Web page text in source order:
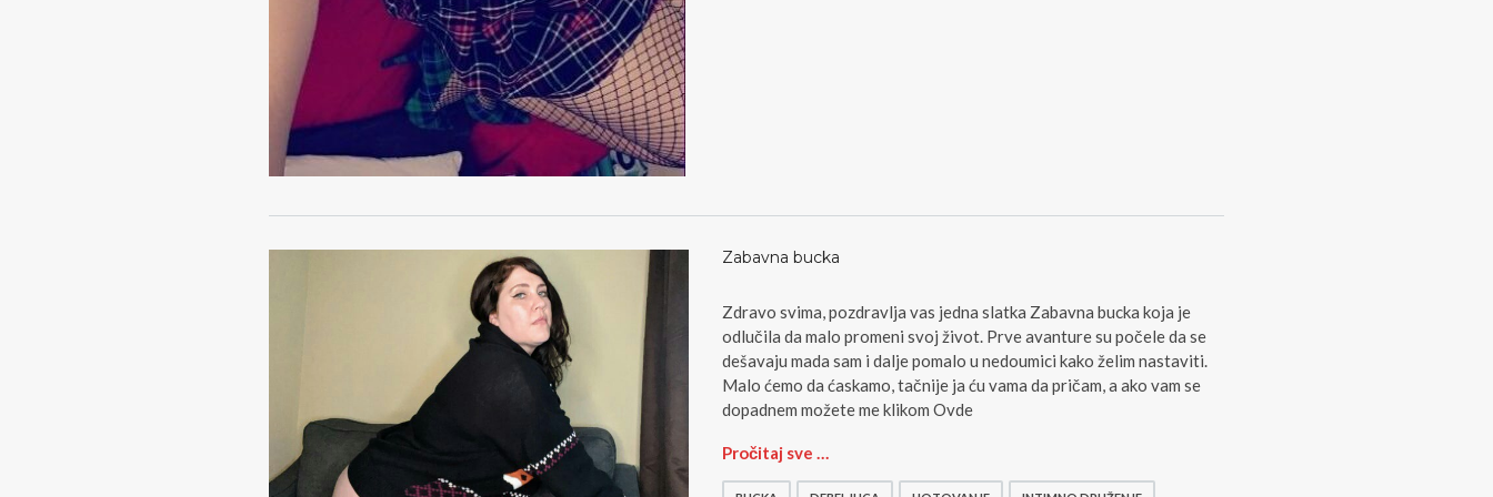
Zabavna bucka
Zdravo svima, pozdravlja vas jedna slatka Zabavna bucka koja je
odlučila da malo promeni svoj život. Prve avanture su počele da se
dešavaju mada sam i dalje pomalo u nedoumici kako želim nastaviti.
Malo ćemo da ćaskamo, tačnije ja ću vama da pričam, a ako vam se
dopadnem možete me klikom Ovde
Z
Pročitaj sve …